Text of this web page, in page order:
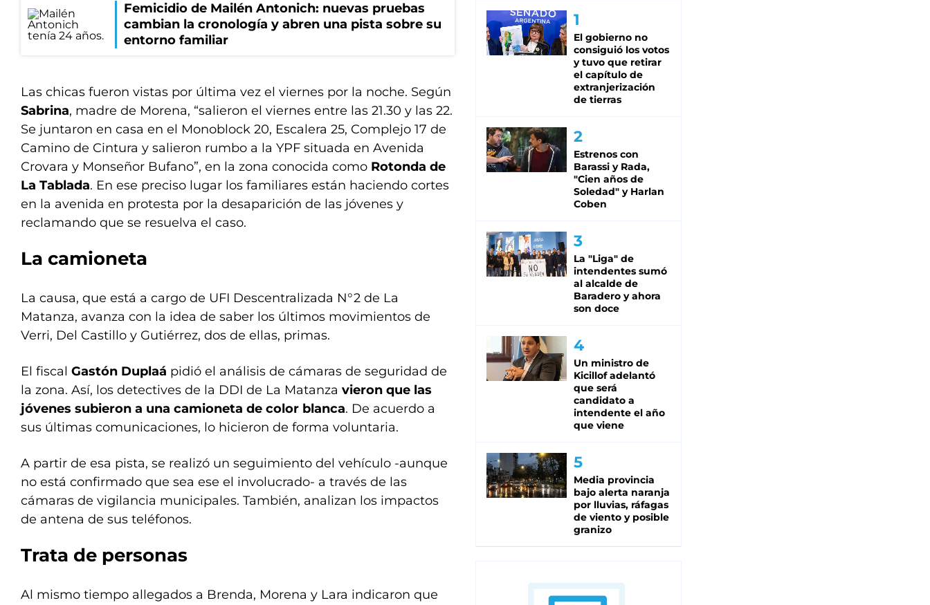
Femicidio de Mailén Antonich: nuevas pruebas
cambian la cronología y abren una pista sobre su
entorno familiar
Las chicas fueron vistas por última vez el viernes por la noche. Según
Sabrina, madre de Morena, “salieron el viernes entre las 21.30 y las 22.
Se juntaron en casa en el Monoblock 20, Escalera 25, Complejo 17 de
Camino de Cintura y salieron rumbo a la YPF situada en Avenida
Crovara y Monseñor Bufano”, en la zona conocida como Rotonda de
La Tablada. En ese preciso lugar los familiares están haciendo cortes
en la avenida en protesta por la desaparición de las jóvenes y
reclamando que se resuelva el caso.
La camioneta
La causa, que está a cargo de UFI Descentralizada N°2 de La
Matanza, avanza con la idea de saber los últimos movimientos de
Verri, Del Castillo y Gutiérrez, dos de ellas, primas.
El fiscal Gastón Duplaá pidió el análisis de cámaras de seguridad de
la zona. Así, los detectives de la DDI de La Matanza vieron que las
jóvenes subieron a una camioneta de color blanca. De acuerdo a
sus últimas comunicaciones, lo hicieron de forma voluntaria.
A partir de esa pista, se realizó un seguimiento del vehículo -aunque
no está confirmado que sea ese el involucrado- a través de las
cámaras de vigilancia municipales. También, analizan los impactos
de antena de sus teléfonos.
Trata de personas
Al mismo tiempo allegados a Brenda, Morena y Lara indicaron que
El gobierno no
consiguió los votos
y tuvo que retirar
el capítulo de
extranjerización
de tierras
Estrenos con
Barassi y Rada,
"Cien años de
Soledad" y Harlan
Coben
La "Liga" de
intendentes sumó
al alcalde de
Baradero y ahora
son doce
Un ministro de
Kicillof adelantó
que será
candidato a
intendente el año
que viene
Media provincia
bajo alerta naranja
por lluvias, ráfagas
de viento y posible
granizo